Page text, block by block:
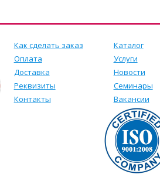
Как сделать заказ
Оплата
Доставка
Реквизиты
Контакты
Каталог
Услуги
Новости
Семинары
Вакансии